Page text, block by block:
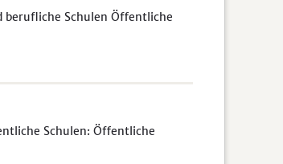
berufliche Schulen Öffentliche
Schulen: Öffentliche